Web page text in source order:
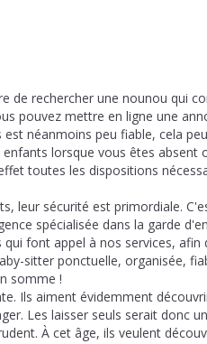
de rechercher une nounou qui
pouvez mettre en ligne une
néanmoins peu fiable, cela
lorsque vous êtes absent
toutes les dispositions
leur sécurité est primordiale.
spécialisée dans la garde
font appel à nos services,
sitter ponctuelle, organisée,
somme !
Ils aiment évidemment
Les laisser seuls serait donc
À cet âge, ils veulent